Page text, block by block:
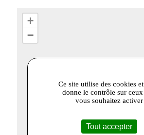
+
−
Ce site utilise des cookies
donne le contrôle sur ceux
vous souhaitez activer
Tout accepter